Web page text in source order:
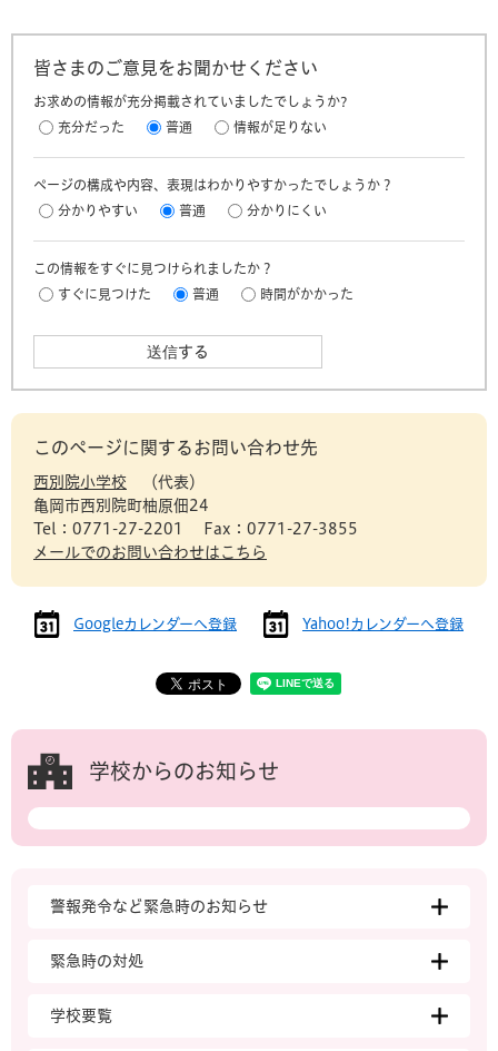
皆さまのご意見をお聞かせください
お求めの情報が充分掲載されていましたでしょうか?
充分だった
普通 情報が足りない
ページの構成や内容、表現はわかりやすかったでしょうか？
分かりやすい
普通 分かりにくい
この情報をすぐに見つけられましたか？
すぐに見つけた
普通 時間がかかった
このページに関するお問い合わせ先
西別院小学校
代表
亀岡市西別院町柚原佃24
Tel：0771-27-2201
Fax：0771-27-3855
メールでのお問い合わせはこちら
Googleカレンダーへ登録 Yahoo!カレンダーへ登録
学校からのお知らせ
警報発令など緊急時のお知らせ
緊急時の対処
学校要覧